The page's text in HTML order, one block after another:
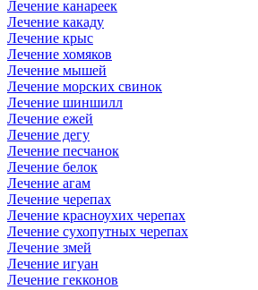
Лечение канареек
Лечение какаду
Лечение крыс
Лечение хомяков
Лечение мышей
Лечение морских свинок
Лечение шиншилл
Лечение ежей
Лечение дегу
Лечение песчанок
Лечение белок
Лечение агам
Лечение черепах
Лечение красноухих черепах
Лечение сухопутных черепах
Лечение змей
Лечение игуан
Лечение гекконов